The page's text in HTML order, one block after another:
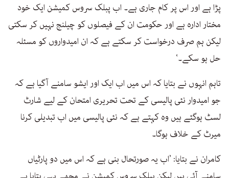
پڑا ہے اور اس پر کام جاری ہے۔ اب پبلک سروس کمیشن ایک خود
مختار ادارہ ہے اور حکومت ان کے فیصلوں کو چیلنج نہیں کر سکتی
لیکن ہم صرف درخواست کر سکتے ہے کہ ان امیدواروں کو مسئلہ
حل ہو سکے۔‘
تاہم انہوں نے بتایا کہ اس میں اب ایک اور ایشو سامنے آگیا ہے کہ
جو امیدوار نئی پالیسی کے تحت تحریری امتحان کے لیے شارٹ
لسٹ ہوگئے ہیں وہ کہتے ہے کہ نئی پالیسی میں اب تبدیلی کرنا
میرٹ کے خلاف ہوگا۔
کامران نے بتایا: ’اب یہ صورتحال بنی ہے کہ اس میں دو پارٹیاں